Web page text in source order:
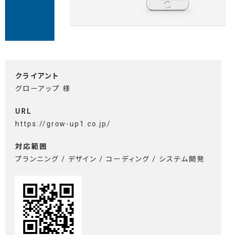
クライアント
グローアップ 様
URL
https://grow-up1.co.jp/
対応範囲
プランニング / デザイン / コーディング / システム開発